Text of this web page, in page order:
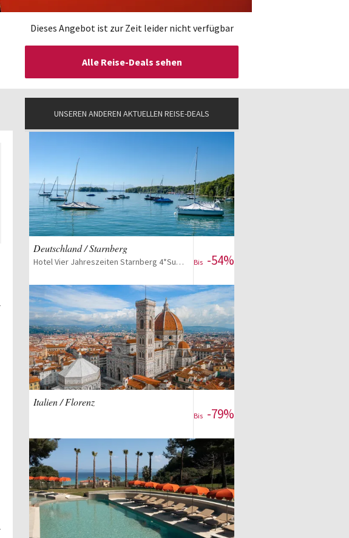
Dieses Angebot ist zur Zeit leider nicht verfügbar
Alle Reise-Deals sehen
UNSEREN ANDEREN AKTUELLEN REISE-DEALS
Zum Reise-Deal
Deutschland / Starnberg
Hotel Vier Jahreszeiten Starnberg 4*Superior Bis -54%
Zum Reise-Deal
Italien / Florenz
Bis -79%
Für das Angebot anmelden
Zum Reise-Deal